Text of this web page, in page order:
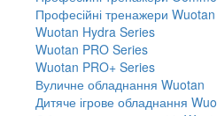
Професійні тренажери Wuotan
Wuotan Hydra Series
Wuotan PRO Series
Wuotan PRO+ Series
Вуличне обладнання Wuotan
Дитяче ігрове обладнання